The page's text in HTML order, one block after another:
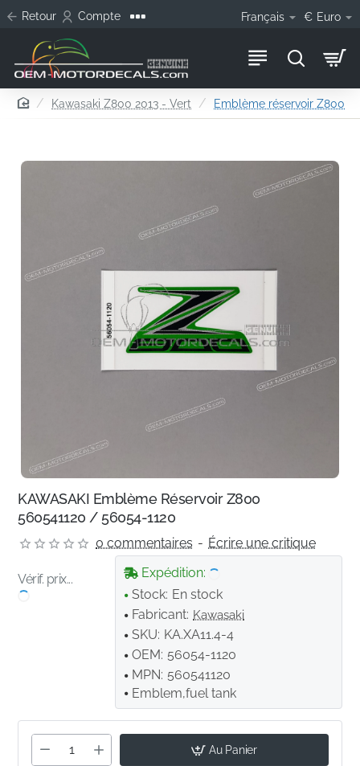
Retour Compte Français € Euro
homeKawasaki Z800 2013 - Vert Emblème réservoir Z800
KAWASAKI Emblème Réservoir Z800
560541120 / 56054-1120
0 commentaires - Écrire une critique
Vérif. prix...
Expédition:
Stock: En stock
Fabricant: Kawasaki
SKU: KA.XA11.4-4
OEM: 56054-1120
MPN: 560541120
Emblem,fuel tank
Au Panier